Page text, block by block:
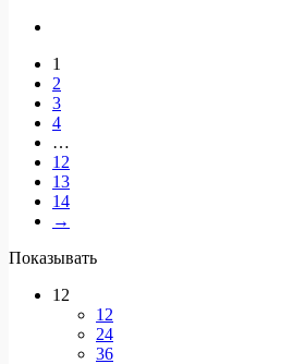
1
2
3
4
…
12
13
14
→
Показывать
12
12
24
36